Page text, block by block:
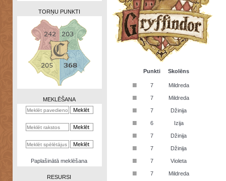
Zināšanu
kalkulators
Nomētātās
TORŅU PUNKTI
MEKLĒŠANA
Paplašinātā meklēšana
RESURSI
Punkti Skolēns
■ 7 Mildreda
■ 7 Mildreda
■ 7 Džinija
■ 6 Izija
■ 7 Džinija
■ 7 Džinija
■ 7 Violeta
■ 7 Mildreda